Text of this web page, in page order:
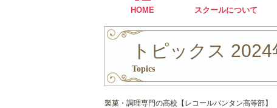
HOME スクールについて
トピックス 2024
Topics
製菓・調理専門の高校【レコールバンタン高等部】